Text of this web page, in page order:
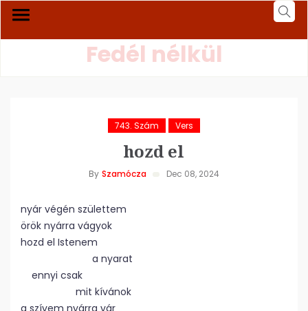
Fedél nélkül
743. Szám Vers
hozd el
By Szamócza Dec 08, 2024
nyár végén születtem
örök nyárra vágyok
hozd el Istenem
a nyarat
ennyi csak
mit kívánok
a szívem nyárra vár